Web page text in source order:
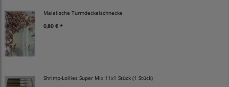
Malaiische Turmdeckelschnecke
0,80 € *
Shrimp-Lollies Super Mix 11x1 Stück (1 Stück)